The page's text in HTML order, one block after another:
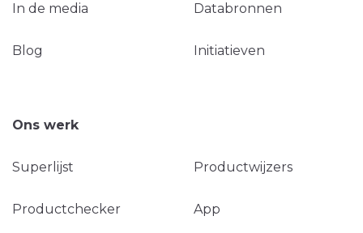
In de media Databronnen
Blog Initiatieven
Ons werk
Superlijst Productwijzers
Productchecker App